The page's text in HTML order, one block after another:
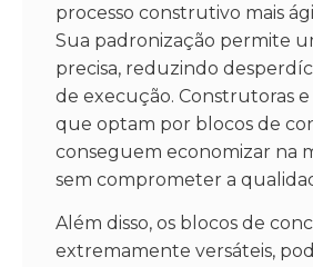
processo construtivo mais
Sua padronização permite
precisa, reduzindo
de execução. Construtoras
que optam por blocos de
conseguem economizar na
sem comprometer a
Além disso, os blocos de
extremamente versáteis,